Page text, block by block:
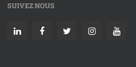
SUIVEZ NOUS